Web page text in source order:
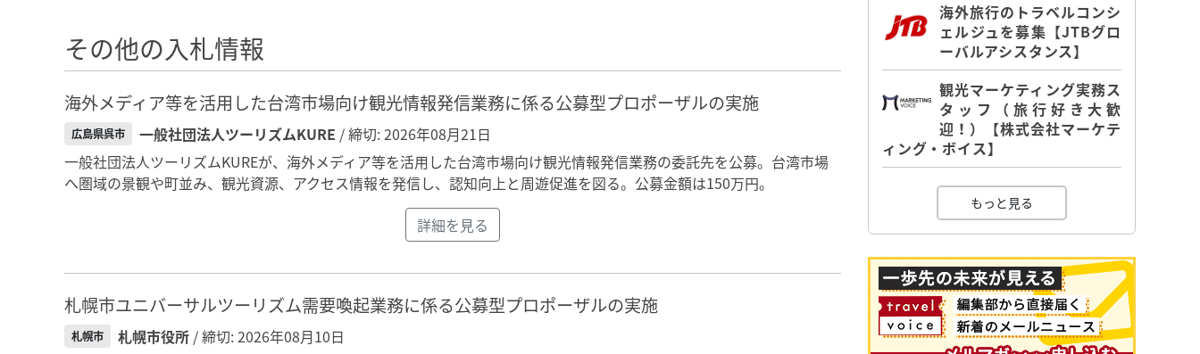
その他の入札情報
海外メディア等を活用した台湾市場向け観光情報発信業務に係る公募型プロポーザルの実施
広島県呉市 一般社団法人ツーリズムKURE / 締切: 2026年08月21日
一般社団法人ツーリズムKUREが、海外メディア等を活用した台湾市場向け観光情報発信業務の委託先を公募。台湾市場
へ圏域の景観や町並み、観光資源、アクセス情報を発信し、認知向上と周遊促進を図る。公募金額は150万円。
詳細を見る
札幌市ユニバーサルツーリズム需要喚起業務に係る公募型プロポーザルの実施
札幌市 札幌市役所 / 締切: 2026年08月10日
海外旅行のトラベルコンシ
ェルジュを募集【JTBグロ
ーバルアシスタンス】
観光マーケティング実務ス
タッフ（旅行好き大歓
迎！）【株式会社マーケテ
ィング・ボイス】
もっと見る